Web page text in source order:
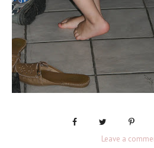
Leave a